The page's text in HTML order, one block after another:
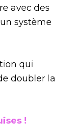
avec des
système
qui
doubler la
!